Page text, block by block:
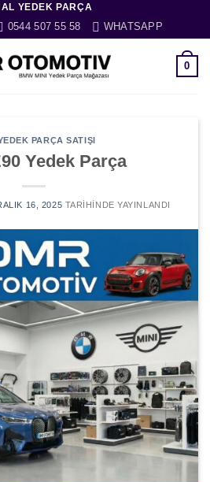
YEDEK PARÇA
0544 507 55 58 WHATSAPP
0
PARÇA SATIŞI
Yedek Parça
16, 2025 TARIHINDE YAYINLANDI